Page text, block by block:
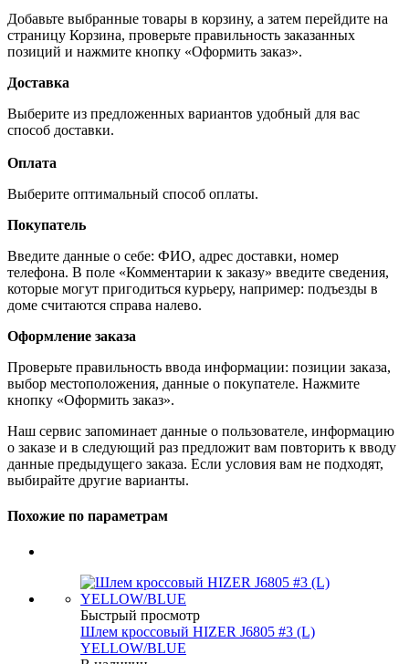
Добавьте выбранные товары в корзину, а затем перейдите на
страницу Корзина, проверьте правильность заказанных
позиций и нажмите кнопку «Оформить заказ».
Доставка
Выберите из предложенных вариантов удобный для вас
способ доставки.
Оплата
Выберите оптимальный способ оплаты.
Покупатель
Введите данные о себе: ФИО, адрес доставки, номер
телефона. В поле «Комментарии к заказу» введите сведения,
которые могут пригодиться курьеру, например: подъезды в
доме считаются справа налево.
Оформление заказа
Проверьте правильность ввода информации: позиции заказа,
выбор местоположения, данные о покупателе. Нажмите
кнопку «Оформить заказ».
Наш сервис запоминает данные о пользователе, информацию
о заказе и в следующий раз предложит вам повторить к вводу
данные предыдущего заказа. Если условия вам не подходят,
выбирайте другие варианты.
Похожие по параметрам
Быстрый просмотр
Шлем кроссовый HIZER J6805 #3 (L)
YELLOW/BLUE